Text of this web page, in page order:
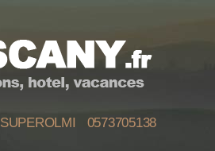
SUPEROLMI 0573705138